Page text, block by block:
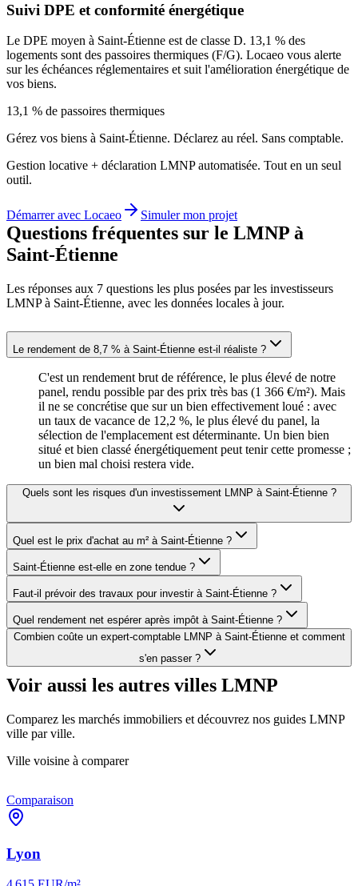
Suivi DPE et conformité énergétique
Le DPE moyen à Saint-Étienne est de classe D. 13,1 % des
logements sont des passoires thermiques (F/G). Locaeo vous alerte
sur les échéances réglementaires et suit l'amélioration énergétique de
vos biens.
13,1 % de passoires thermiques
Gérez vos biens à Saint-Étienne. Déclarez au réel. Sans comptable.
Gestion locative + déclaration LMNP automatisée. Tout en un seul
outil.
Démarrer avec Locaeo Simuler mon projet
Questions fréquentes sur le LMNP à
Saint-Étienne
Les réponses aux 7 questions les plus posées par les investisseurs
LMNP à Saint-Étienne, avec les données locales à jour.
Le rendement de 8,7 % à Saint-Étienne est-il réaliste ?
C'est un rendement brut de référence, le plus élevé de notre
panel, rendu possible par des prix très bas (1 366 €/m²). Mais
il ne se concrétise que sur un bien effectivement loué : avec
un taux de vacance de 12,2 %, le plus élevé du panel, la
sélection de l'emplacement est déterminante. Un bien bien
situé et bien classé énergétiquement peut tenir cette promesse ;
un bien mal choisi restera vide.
Quels sont les risques d'un investissement LMNP à Saint-Étienne ?
Quel est le prix d'achat au m² à Saint-Étienne ?
Saint-Étienne est-elle en zone tendue ?
Faut-il prévoir des travaux pour investir à Saint-Étienne ?
Quel rendement net espérer après impôt à Saint-Étienne ?
Combien coûte un expert-comptable LMNP à Saint-Étienne et comment
s'en passer ?
Voir aussi les autres villes LMNP
Comparez les marchés immobiliers et découvrez nos guides LMNP
ville par ville.
Ville voisine à comparer
Comparaison
Lyon